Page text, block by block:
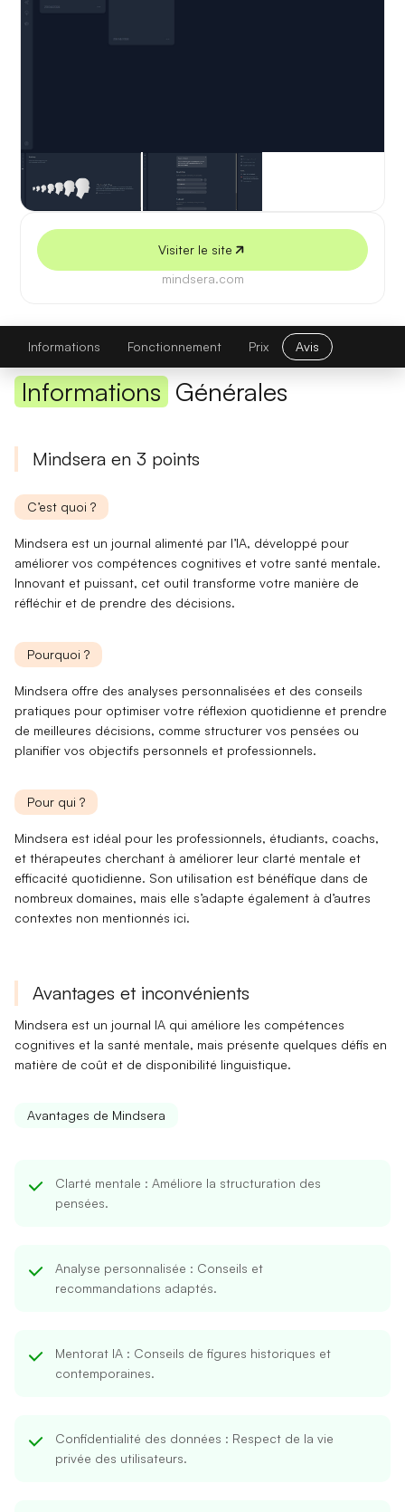
Visiter le site
mindsera.com
Mindsera
Visiter le site
Informations
Fonctionnement Prix Avis
Informations Générales
Mindsera en 3 points
C’est quoi ?
Mindsera est un journal alimenté par l’IA, développé pour
améliorer vos compétences cognitives et votre santé mentale.
Innovant et puissant, cet outil transforme votre manière de
réfléchir et de prendre des décisions.
Pourquoi ?
Mindsera offre des analyses personnalisées et des conseils
pratiques pour optimiser votre réflexion quotidienne et prendre
de meilleures décisions, comme structurer vos pensées ou
planifier vos objectifs personnels et professionnels.
Pour qui ?
Mindsera est idéal pour les professionnels, étudiants, coachs,
etthérapeutes cherchant à améliorer leur clarté mentale et
efficacité quotidienne. Son utilisation est bénéfique dans de
nombreux domaines, mais elle s’adapte également à d’autres
contextes non mentionnés ici.
Avantages et inconvénients
Mindsera est un journal IA qui améliore les compétences
cognitives et la santé mentale, mais présente quelques défis en
matière de coût et de disponibilité linguistique.
Avantages de Mindsera
Clarté mentale : Améliore la structuration des
pensées.
Analyse personnalisée : Conseils et
recommandations adaptés.
Mentorat IA : Conseils de figures historiques et
contemporaines.
Confidentialité des données : Respect de la vie
privée des utilisateurs.